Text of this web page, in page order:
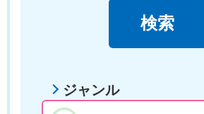
ジャンル